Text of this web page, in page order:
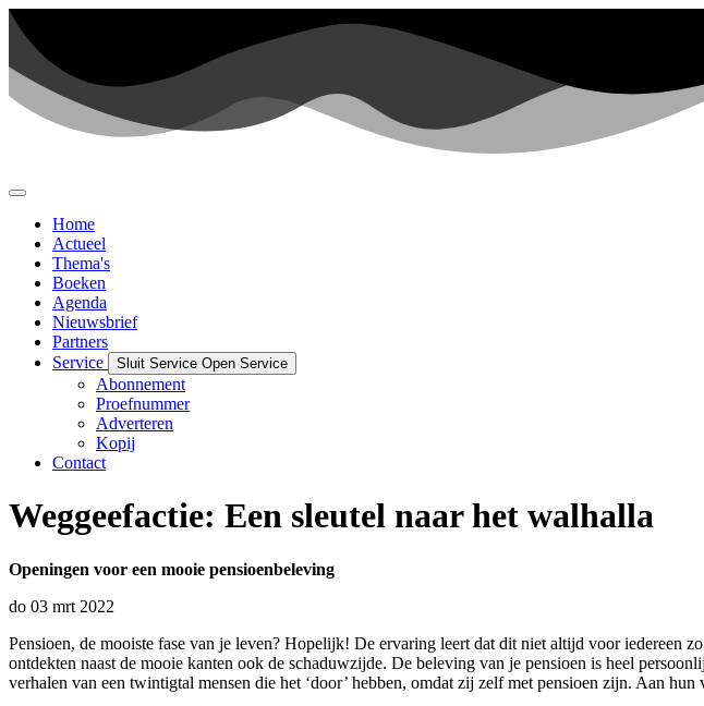
Ga
naar
inhoud
Home
Actueel
Thema's
Boeken
Agenda
Nieuwsbrief
Partners
Service
Sluit Service Open Service
Abonnement
Proefnummer
Adverteren
Kopij
Contact
Weggeefactie: Een sleutel naar het walhalla
Openingen voor een mooie pensioenbeleving
do 03 mrt 2022
Pensioen, de mooiste fase van je leven? Hopelijk! De ervaring leert dat dit niet altijd voor iedereen
ontdekten naast de mooie kanten ook de schaduwzijde. De beleving van je pensioen is heel
verhalen van een twintigtal mensen die het ‘door’ hebben, omdat zij zelf met pensioen zijn. Aan